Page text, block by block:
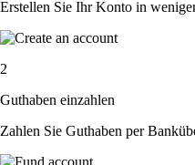
Erstellen Sie Ihr Konto in
2
Guthaben einzahlen
Zahlen Sie Guthaben per